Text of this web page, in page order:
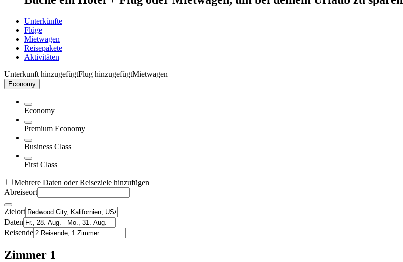
Unterkünfte
Flüge
Mietwagen
Reisepakete
Aktivitäten
Unterkunft hinzugefügtFlug hinzugefügtMietwagen
Economy
Economy
Premium Economy
Business Class
First Class
Mehrere Daten oder Reiseziele hinzufügen
Abreiseort
Zielort
Daten
Reisende
Zimmer 1